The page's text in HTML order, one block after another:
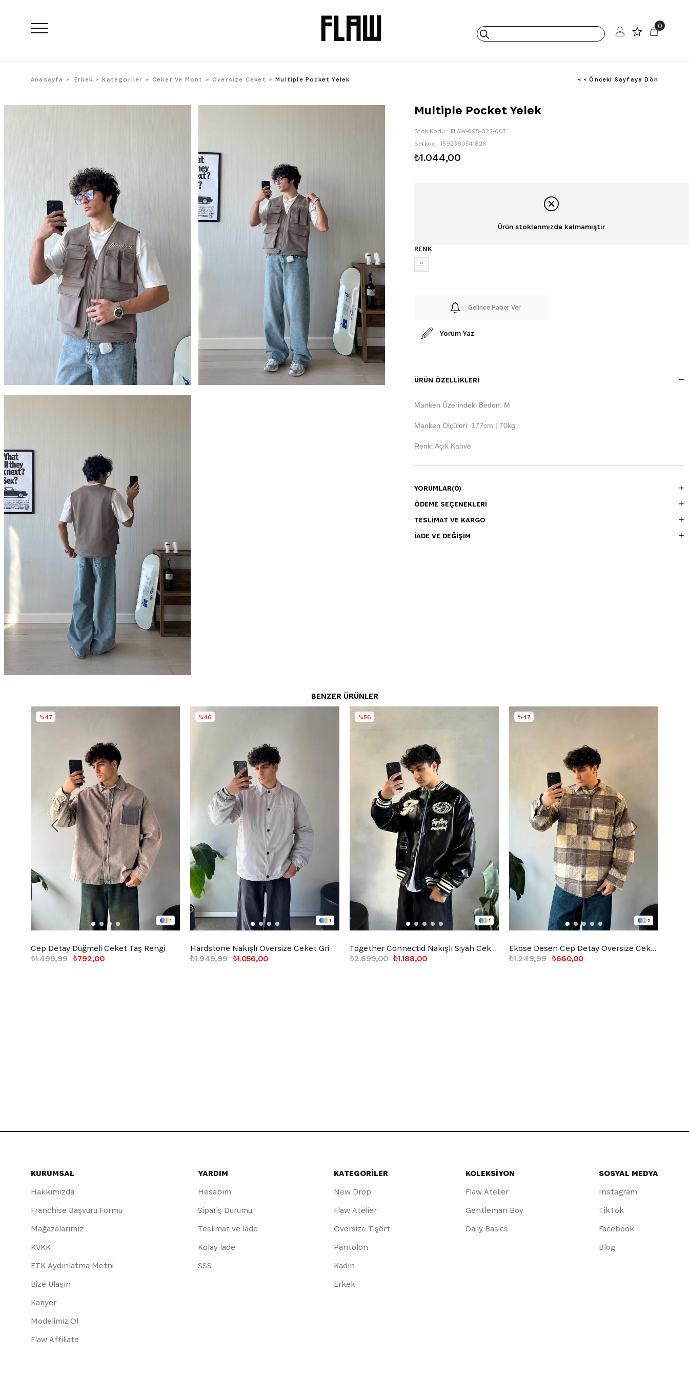
0
Anasayfa Erkek Kategoriler Ceket Ve Mont Oversize Ceket Multiple Pocket Yelek < < Önceki Sayfaya Dön
Multiple Pocket Yelek
Stok Kodu
FLAW-095-022-007
Barkod : 1592380541826
₺1.044,00
Ürün stoklarımızda kalmamıştır.
RENK
Gelince Haber Ver
Yorum Yaz
ÜRÜN ÖZELLIKLERI
Manken Üzerindeki Beden: M
Manken Ölçüleri: 177cm | 70kg
Renk: Açık Kahve
YORUMLAR(0)
ÖDEME SEÇENEKLERI
TESLIMAT VE KARGO
İADE VE DEĞIŞIM
BENZER ÜRÜNLER
1
Cep Detay Düğmeli Ceket Taş Rengi
₺792,00
₺1.499,99
%47
1
Hardstone Nakışlı Oversize Ceket Gri
₺1.056,00
₺1.949,99
%46
1
Together Connectid Nakışlı Siyah Ceket
₺1.188,00
₺2.699,00
%56
2
Ekose Desen Cep Detay Oversize Ceket Bej
₺660,00
₺1.249,99
%47
KURUMSAL
Hakkımızda
Franchise Başvuru Formu
Mağazalarımız
KVKK
ETK Aydınlatma Metni
Bize Ulaşın
Kariyer
Modelimiz Ol
Flaw Affiliate
YARDIM
Hesabım
Sipariş Durumu
Teslimat ve İade
Kolay İade
SSS
KATEGORİLER
New Drop
Flaw Atelier
Oversize Tişört
Pantolon
Kadın
Erkek
KOLEKSİYON
Flaw Atelier
Gentleman Boy
Daily Basics
SOSYAL MEDYA
Instagram
TikTok
Facebook
Blog